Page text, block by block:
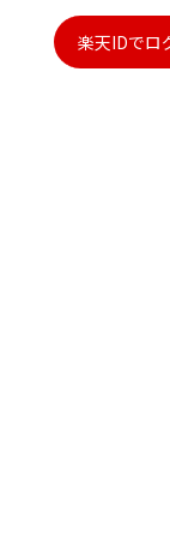
楽天IDでロ